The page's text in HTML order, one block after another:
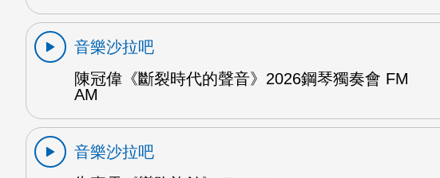
音樂沙拉吧
陳冠偉《斷裂時代的聲音》2026鋼琴獨奏會 FM
AM
音樂沙拉吧